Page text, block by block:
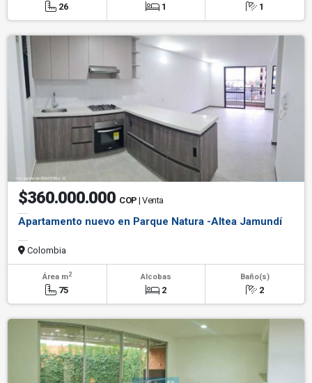
26 1 1
$360.000.000 COP | Venta
Apartamento nuevo en Parque Natura -Altea Jamundí
Colombia
Área m2
75
Alcobas
2
Baño(s)
2